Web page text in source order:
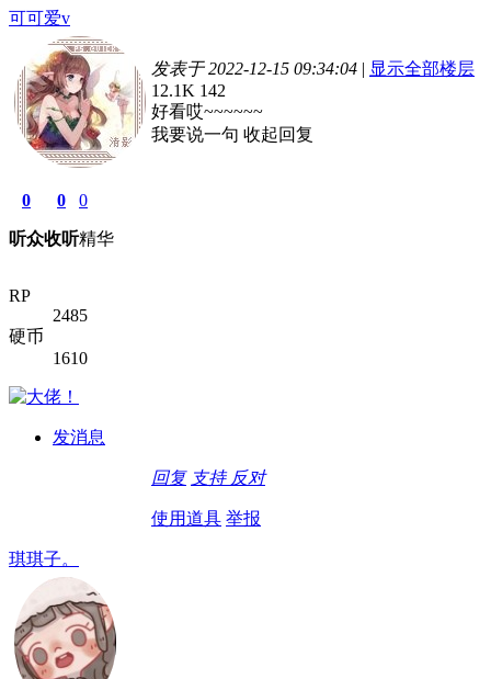
可可爱v
0
听众
0
收听
0
精华
RP
2485
硬币
1610
发消息
发表于 2022-12-15 09:34:04 | 显示全部楼层
12.1K 142
好看哎~~~~~~
我要说一句 收起回复
回复 支持 反对
使用道具 举报
琪琪子。